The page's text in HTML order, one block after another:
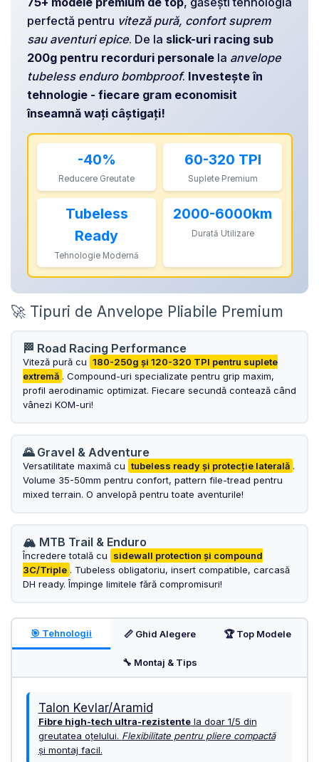
Lumini Spate
COSURI PENTRU BICICLETE
HUSE ȘA
MANSOANE
PEDALE
Pedale SPD
BORSETE SI GENTI
PROTECTII CADRU
ANTIFURTURI
SUPORT BIDON SI BIDON
OGLINDA
POMPE
SONERIE
DIVERSE
Scaune pentru Copii
Transport si Depozitare
ZA Missinglink
SOLUTII TUBELESS
SPACERE/AXE BUTUCI/RULMENTI
CABLURI
CAMERE DE BICICLETA
COLIERE ȘA
ACCESORII FRANE HIDRAULICE
THRU AXLE
PLACUTE FRANA DISC
SABOTI FRANA
ROTI SPATE
FRANE V-BRAKE
SET ROTI
BUTUCI ROATA
PINIOANE
SCHIMBATOR PINIOANE
MANETE SCHIMBATOR
ETRIER FRANA
ANGRENAJE
URECHE CADRU
MONOBLOC
OCHELARI
perfectă pentru viteză pură, confort suprem
sau aventuri epice. De la slick-uri racing sub
200g pentru recorduri personalela anvelope
tubeless enduro bombproof. Investește în
tehnologie - fiecare gram economisit
înseamnă wați câștigați!
-40%
Reducere Greutate
60-320 TPI
Suplete Premium
Tubeless
Ready
Tehnologie Modernă
2000-6000km
Durată Utilizare
🚀 Tipuri de Anvelope Pliabile Premium
🏁 Road Racing Performance
Viteză pură cu 180-250g și 120-320 TPI pentru suplete
extremă . Compound-uri specializate pentru grip maxim,
profil aerodinamic optimizat. Fiecare secundă contează când
vânezi KOM-uri!
🌄 Gravel & Adventure
Versatilitate maximă cu tubeless ready și protecție laterală .
Volume 35-50mm pentru confort, pattern file-tread pentru
mixed terrain. O anvelopă pentru toate aventurile!
🏔️ MTB Trail & Enduro
Încredere totală cu
sidewall protection și compound
3C/Triple . Tubeless obligatoriu, insert compatible, carcasă
DH ready. Împinge limitele fără compromisuri!
🎯 Tehnologii 📏 Ghid Alegere 🏆 Top Modele
🔧 Montaj & Tips
Talon Kevlar/Aramid
Fibre high-tech ultra-rezistentela doar 1/5 din
greutatea oțelului. Flexibilitate pentru pliere compactă
și montaj facil.